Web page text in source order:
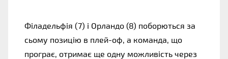
Філадельфія (7) і Орландо (8) поборються за
сьому позицію в плей-оф, а команда, що
програє, отримає ще одну можливість через